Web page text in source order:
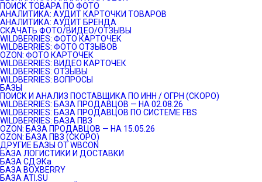
ПОИСК ТОВАРА ПО ФОТО
АНАЛИТИКА: АУДИТ КАРТОЧКИ ТОВАРОВ
АНАЛИТИКА: АУДИТ БРЕНДА
СКАЧАТЬ ФОТО/ВИДЕО/ОТЗЫВЫ
WILDBERRIES: ФОТО КАРТОЧЕК
WILDBERRIES: ФОТО ОТЗЫВОВ
OZON: ФОТО КАРТОЧЕК
WILDBERRIES: ВИДЕО КАРТОЧЕК
WILDBERRIES: ОТЗЫВЫ
WILDBERRIES: ВОПРОСЫ
БАЗЫ
ПОИСК И АНАЛИЗ ПОСТАВЩИКА ПО ИНН / ОГРН (СКОРО)
WILDBERRIES: БАЗА ПРОДАВЦОВ — НА 02.08.26
WILDBERRIES: БАЗА ПРОДАВЦОВ ПО СИСТЕМЕ FBS
WILDBERRIES: БАЗА ПВЗ
OZON: БАЗА ПРОДАВЦОВ — НА 15.05.26
OZON: БАЗА ПВЗ (СКОРО)
ДРУГИЕ БАЗЫ ОТ WBCON
БАЗА ЛОГИСТИКИ И ДОСТАВКИ
БАЗА СДЭКа
БАЗА BOXBERRY
БАЗА ATI.SU